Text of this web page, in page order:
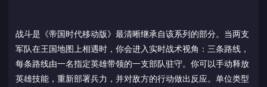
战斗是《帝国时代移动版》最清晰继承自该系列的部分。当两支
军队在王国地图上相遇时，你会进入实时战术视角：三条路线，
每条路线由一名指定英雄带领的一支部队驻守。你可以手动释放
英雄技能，重新部署兵力，并对敌方的行动做出反应。单位类型